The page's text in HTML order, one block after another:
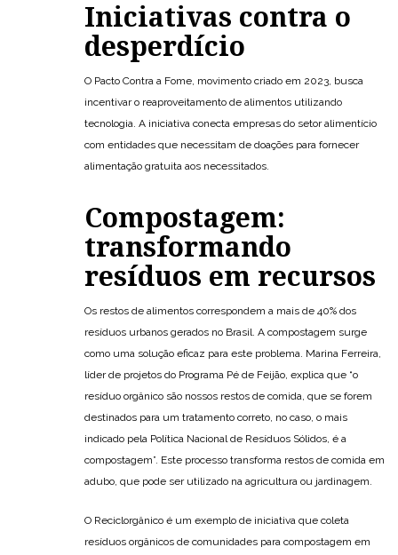
Iniciativas contra o
desperdício
O Pacto Contra a Fome, movimento criado em 2023, busca
incentivar o reaproveitamento de alimentos utilizando
tecnologia. A iniciativa conecta empresas do setor alimentício
com entidades que necessitam de doações para fornecer
alimentação gratuita aos necessitados.
Compostagem:
transformando
resíduos em recursos
Os restos de alimentos correspondem a mais de 40% dos
resíduos urbanos gerados no Brasil. A compostagem surge
como uma solução eficaz para este problema. Marina Ferreira,
líder de projetos do Programa Pé de Feijão, explica que “o
resíduo orgânico são nossos restos de comida, que se forem
destinados para um tratamento correto, no caso, o mais
indicado pela Política Nacional de Resíduos Sólidos, é a
compostagem”. Este processo transforma restos de comida em
adubo, que pode ser utilizado na agricultura ou jardinagem.
O Reciclorgânico é um exemplo de iniciativa que coleta
resíduos orgânicos de comunidades para compostagem em